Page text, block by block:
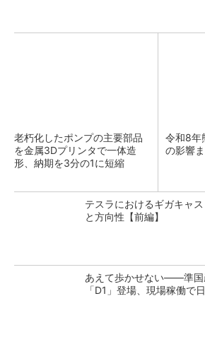
老朽化したポンプの主要部品
を金属3Dプリンタで一体造
形、納期を3分の1に短縮
令和8年
の影響
テスラにおけるギガキャ
と方向性【前編】
あえて歩かせない――準国
「D1」登場、現場稼働で